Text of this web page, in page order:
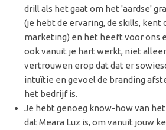
drill als het gaat om het 'aardse'
(je hebt de ervaring, de skills, kent
marketing) en het heeft voor ons
ook vanuit je hart werkt, niet
vertrouwen erop dat dat er
intuïtie en gevoel de branding
het bedrijf is.
Je hebt genoeg know-how van
dat Meara Luz is, om vanuit jouw